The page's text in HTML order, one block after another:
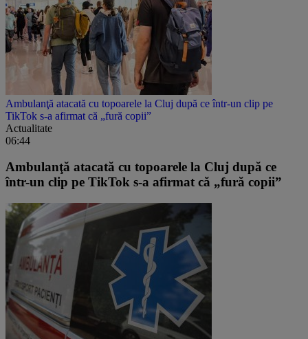
Ambulanţă atacată cu topoarele la Cluj după ce într-un clip pe
TikTok s-a afirmat că „fură copii”
Actualitate
06:44
Ambulanţă atacată cu topoarele la Cluj după ce
într-un clip pe TikTok s-a afirmat că „fură copii”